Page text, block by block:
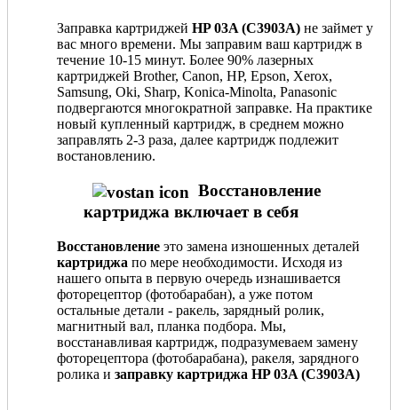
Заправка картриджей HP 03A (C3903A) не займет у
вас много времени. Мы заправим ваш картридж в
течение 10-15 минут. Более 90% лазерных
картриджей Brother, Canon, HP, Epson, Xerox,
Samsung, Oki, Sharp, Konica-Minolta, Panasonic
подвергаются многократной заправке. На практике
новый купленный картридж, в среднем можно
заправлять 2-3 раза, далее картридж подлежит
востановлению.
Восстановление
картриджа включает в себя
Восстановление это замена изношенных деталей
картриджа по мере необходимости. Исходя из
нашего опыта в первую очередь изнашивается
фоторецептор (фотобарабан), а уже потом
остальные детали - ракель, зарядный ролик,
магнитный вал, планка подбора. Мы,
восстанавливая картридж, подразумеваем замену
фоторецептора (фотобарабана), ракеля, зарядного
ролика и заправку картриджа HP 03A (C3903A)